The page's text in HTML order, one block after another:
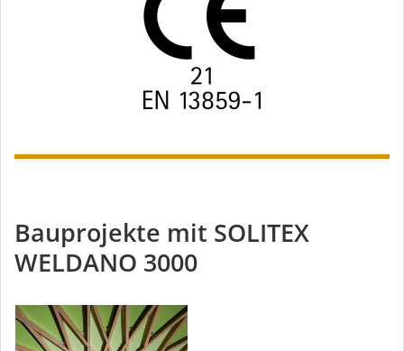
Bauprojekte mit SOLITEX
WELDANO 3000